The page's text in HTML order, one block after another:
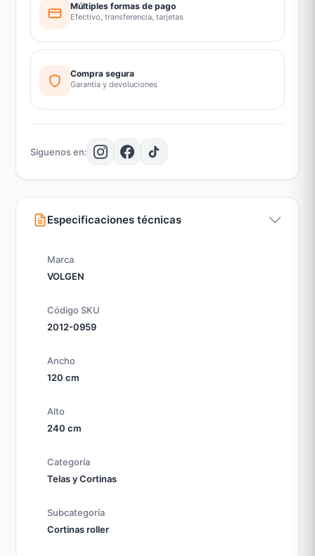
Especificaciones técnicas
Marca
VOLGEN
Código SKU
2012-0959
Ancho
120 cm
Alto
240 cm
Categoría
Telas y Cortinas
Subcategoría
Cortinas roller
Múltiples formas de pago
Efectivo, transferencia, tarjetas
Compra segura
Garantía y devoluciones
Síguenos en: